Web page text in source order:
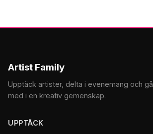
Artist Family
Upptäck artister, delta i evenemang och gå
med i en kreativ gemenskap.
UPPTÄCK